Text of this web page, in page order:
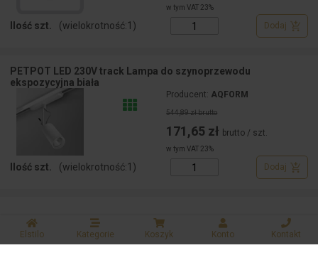
w tym VAT 23%
Ilość szt. (wielokrotność:1 ) Dodaj
PETPOT LED 230V track Lampa do szynoprzewodu
ekspozycyjna biała
Producent: AQFORM
544,89 zł brutto
171,65 zł brutto / szt.
w tym VAT 23%
Ilość szt. (wielokrotność:1 ) Dodaj